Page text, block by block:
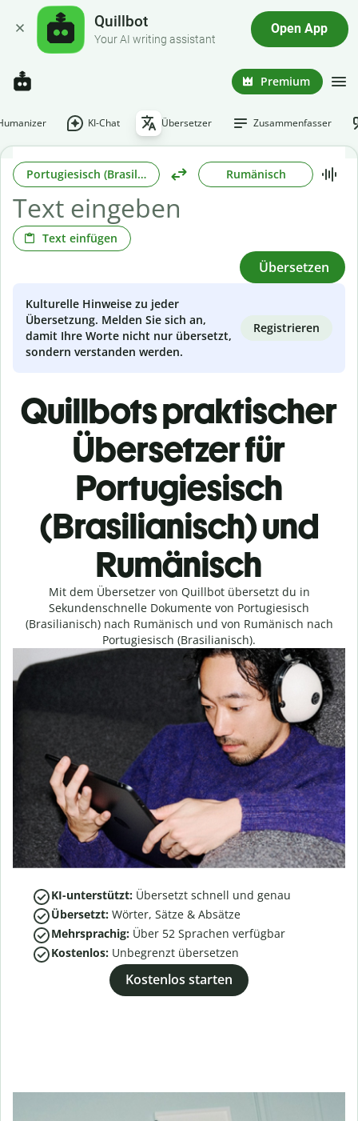
Quillbot
Your AI writing assistant
Open App
Premium
KI-Chat Übersetzer Zusammenfasser
Portugiesisch (Brasilianisch) Rumänisch
Text einfügen
Übersetzen
Kulturelle Hinweise zu jeder
Übersetzung. Melden Sie sich an,
damit Ihre Worte nicht nur übersetzt,
sondern verstanden werden.
Registrieren
Quillbots praktischer
Übersetzer für
Portugiesisch
(Brasilianisch) und
Rumänisch
Mit dem Übersetzer von Quillbot übersetzt du in
Sekundenschnelle Dokumente von Portugiesisch
(Brasilianisch) nach Rumänisch und von Rumänisch nach
Portugiesisch (Brasilianisch).
KI-unterstützt: Übersetzt schnell und genau
Übersetzt: Wörter, Sätze & Absätze
Mehrsprachig: Über 52 Sprachen verfügbar
Kostenlos: Unbegrenzt übersetzen
Kostenlos starten